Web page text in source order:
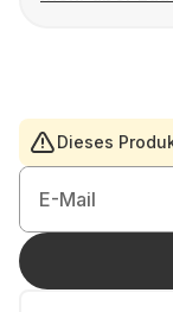
Dieses
E-Mail